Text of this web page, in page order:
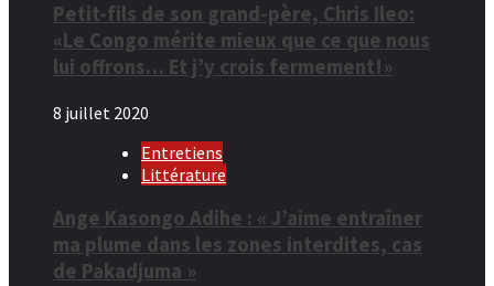
Petit-fils de son grand-père, Chris Ileo:
«Le Congo mérite mieux que ce que nous
lui offrons… Et j’y crois fermement!»
8 juillet 2020
Entretiens
Littérature
Ange Kasongo Adihe : « J’aime entraîner
ma plume dans les zones interdites, cas
de Pakadjuma »